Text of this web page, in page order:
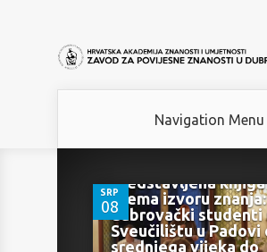
Navigation Menu
SRP
08
predstavljena knjiga
Prema izvoru znanja:
dubrovački studenti
Sveučilištu u Padovi
srednjega vijeka do
0